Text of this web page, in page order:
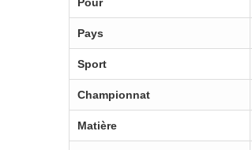
Pour
Pays
Sport
Championnat
Matière